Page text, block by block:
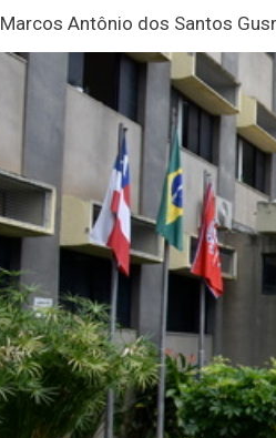
Marcos Antônio dos Santos